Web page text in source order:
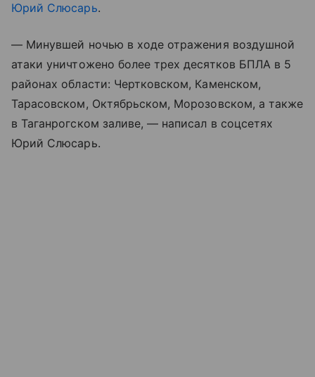
Юрий Слюсарь.
— Минувшей ночью в ходе отражения воздушной
атаки уничтожено более трех десятков БПЛА в 5
районах области: Чертковском, Каменском,
Тарасовском, Октябрьском, Морозовском, а также
в Таганрогском заливе, — написал в соцсетях
Юрий Слюсарь.